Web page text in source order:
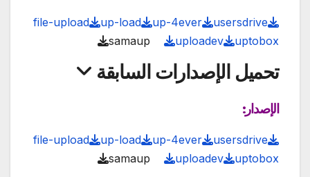
file-upload up-load up-4ever
usersdrive
samaup
uploadev uptobox
تحميل الإصدارات السابقة
الإصدار:
file-upload up-load up-4ever
usersdrive
samaup
uploadev uptobox